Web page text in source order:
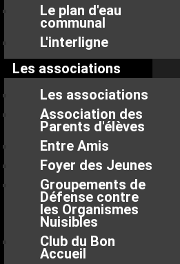
Le plan d'eau
communal
L'interligne
Les associations
Les associations
Association des
Parents d'élèves
Entre Amis
Foyer des Jeunes
Groupements de
Défense contre
les Organismes
Nuisibles
Club du Bon
Accueil